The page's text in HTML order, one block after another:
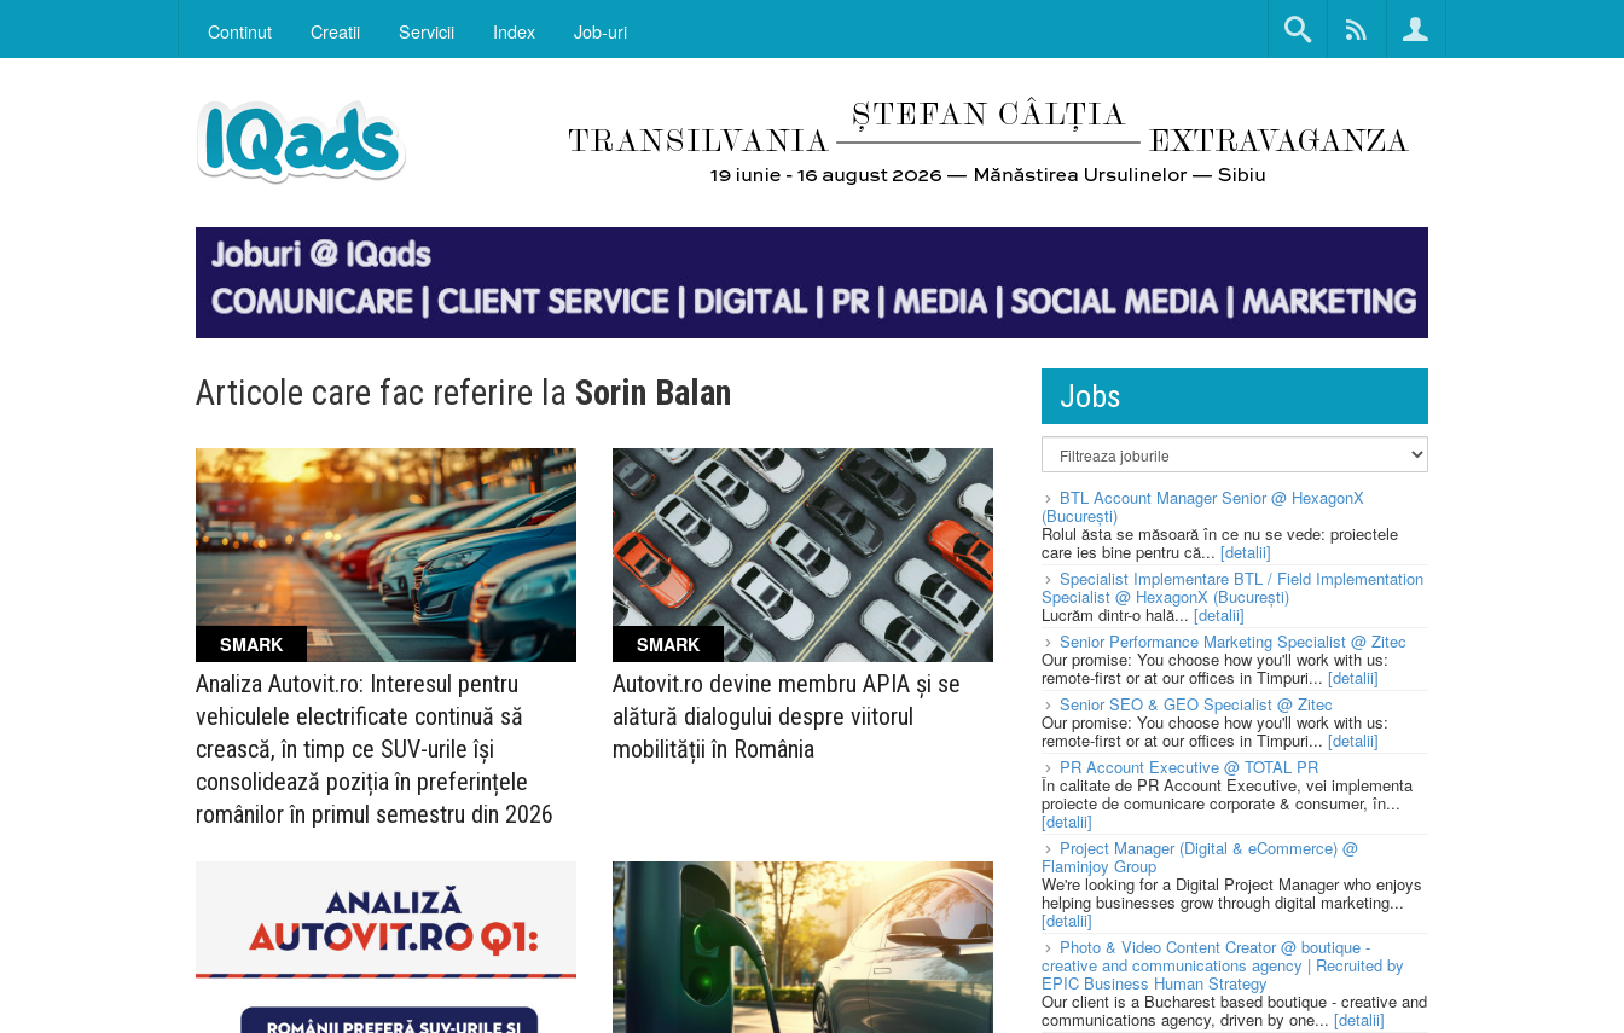
Continut Creatii Servicii Index Job-uri
Articole care fac referire la Sorin Balan
SMARK
Analiza Autovit.ro: Interesul pentru
vehiculele electrificate continuă să
crească, în timp ce SUV-urile își
consolidează poziția în preferințele
românilor în primul semestru din 2026
SMARK
Autovit.ro devine membru APIA și se
alătură dialogului despre viitorul
mobilității în România
Jobs
BTL Account Manager Senior @ HexagonX
(București)
Rolul ăsta se măsoară în ce nu se vede: proiectele
care ies bine pentru că... [detalii]
Specialist Implementare BTL / Field Implementation
Specialist @ HexagonX (București)
Lucrăm dintr-o hală... [detalii]
Senior Performance Marketing Specialist @ Zitec
Our promise: You choose how you'll work with us:
remote-first or at our offices in Timpuri... [detalii]
Senior SEO & GEO Specialist @ Zitec
Our promise: You choose how you'll work with us:
remote-first or at our offices in Timpuri... [detalii]
PR Account Executive @ TOTAL PR
În calitate de PR Account Executive, vei implementa
proiecte de comunicare corporate & consumer, în...
[detalii]
Project Manager (Digital & eCommerce) @
Flaminjoy Group
We're looking for a Digital Project Manager who enjoys
helping businesses grow through digital marketing...
[detalii]
Photo & Video Content Creator @ boutique -
creative and communications agency | Recruited by
EPIC Business Human Strategy
Our client is a Bucharest based boutique - creative and
communications agency, driven by one... [detalii]